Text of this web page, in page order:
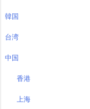
韓国
台湾
中国
香港
上海